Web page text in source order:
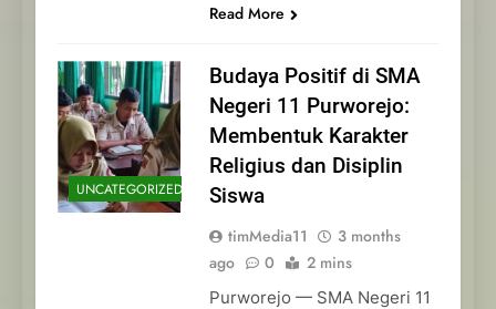
Read More
UNCATEGORIZED
Budaya Positif di SMA
Negeri 11 Purworejo:
Membentuk Karakter
Religius dan Disiplin
Siswa
timMedia11
3 months
ago
0 2 mins
Purworejo — SMA Negeri 11